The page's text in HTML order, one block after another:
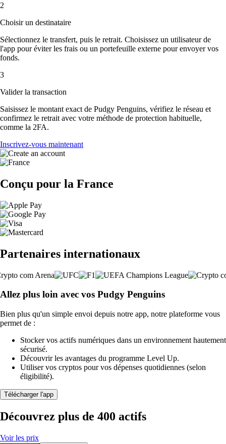
2
Choisir un destinataire
Sélectionnez le transfert, puis le retrait. Choisissez un utilisateur de
l'app pour éviter les frais ou un portefeuille externe pour envoyer vos
fonds.
3
Valider la transaction
Saisissez le montant exact de Pudgy Penguins, vérifiez le réseau et
confirmez le retrait avec votre méthode de protection habituelle,
comme la 2FA.
Inscrivez-vous maintenant
Conçu pour la France
Partenaires internationaux
Allez plus loin avec vos Pudgy Penguins
Bien plus qu'un simple envoi depuis notre app, notre plateforme vous
permet de :
Stocker vos actifs numériques dans un environnement hautement
sécurisé.
Découvrir les avantages du programme Level Up.
Utiliser vos cryptos pour vos dépenses quotidiennes (selon
éligibilité).
Télécharger l'app
Découvrez plus de 400 actifs
Voir les prix